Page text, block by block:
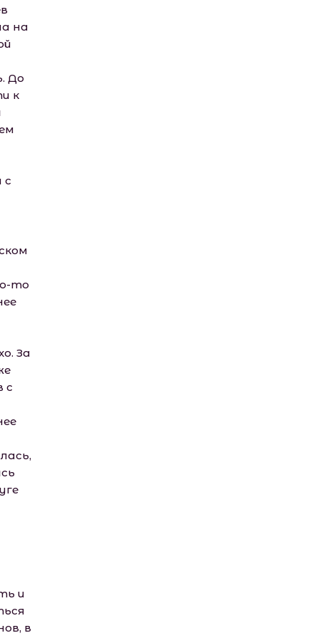
на
До
к
с
то
За
с
и
в